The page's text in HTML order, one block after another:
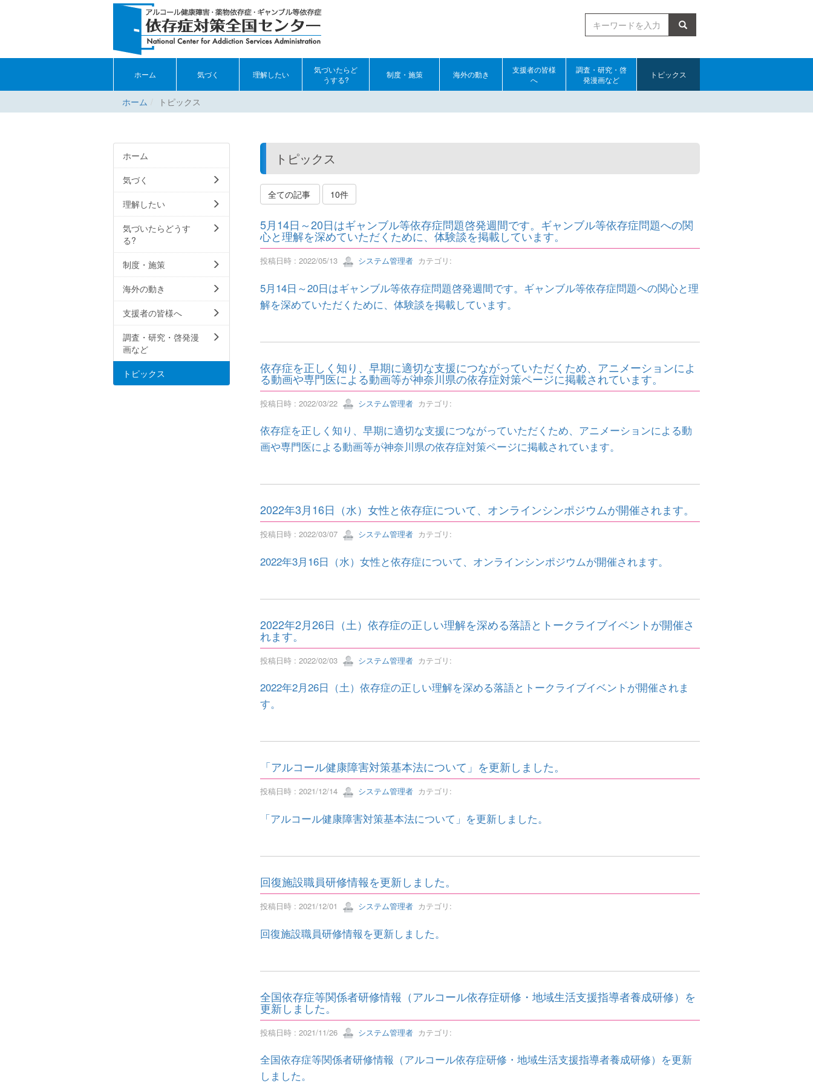
検索
ホーム 気づく 理解したい
気づいたらど
うする?
制度・施策 海外の動き
支援者の皆様
へ
調査・研究・啓
発漫画など
トピックス
ホーム トピックス
トピックス
全ての記事 10件
5月14日～20日はギャンブル等依存症問題啓発週間です。ギャンブル等依存症問題への関
心と理解を深めていただくために、体験談を掲載しています。
投稿日時 : 2022/05/13 システム管理者カテゴリ:
5月14日～20日はギャンブル等依存症問題啓発週間です。ギャンブル等依存症問題への関心と理
解を深めていただくために、体験談を掲載しています。
依存症を正しく知り、早期に適切な支援につながっていただくため、アニメーションによ
る動画や専門医による動画等が神奈川県の依存症対策ページに掲載されています。
投稿日時 : 2022/03/22 システム管理者カテゴリ:
依存症を正しく知り、早期に適切な支援につながっていただくため、アニメーションによる動
画や専門医による動画等が神奈川県の依存症対策ページに掲載されています。
2022年3月16日（水）女性と依存症について、オンラインシンポジウムが開催されます。
投稿日時 : 2022/03/07 システム管理者カテゴリ:
2022年3月16日（水）女性と依存症について、オンラインシンポジウムが開催されます。
2022年2月26日（土）依存症の正しい理解を深める落語とトークライブイベントが開催さ
れます。
投稿日時 : 2022/02/03 システム管理者カテゴリ:
2022年2月26日（土）依存症の正しい理解を深める落語とトークライブイベントが開催されま
す。
「アルコール健康障害対策基本法について」を更新しました。
投稿日時 : 2021/12/14 システム管理者カテゴリ:
「アルコール健康障害対策基本法について」を更新しました。
回復施設職員研修情報を更新しました。
投稿日時 : 2021/12/01 システム管理者カテゴリ:
回復施設職員研修情報を更新しました。
全国依存症等関係者研修情報（アルコール依存症研修・地域生活支援指導者養成研修）を
更新しました。
投稿日時 : 2021/11/26 システム管理者カテゴリ:
全国依存症等関係者研修情報（アルコール依存症研修・地域生活支援指導者養成研修）を更新
しました。
ホーム
気づく
理解したい
気づいたらどうす
る?
制度・施策
海外の動き
支援者の皆様へ
調査・研究・啓発漫
画など
トピックス